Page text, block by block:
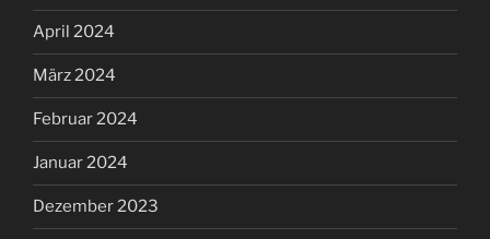
April 2024
März 2024
Februar 2024
Januar 2024
Dezember 2023